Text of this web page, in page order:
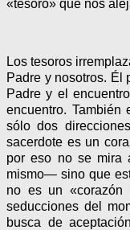
«tesoro» que nos
Los tesoros
Padre y nosotros. Él
Padre y el
encuentro. También
sólo dos
sacerdote es un
por eso no se mira
mismo— sino que
no es un «corazón
seducciones del
busca de